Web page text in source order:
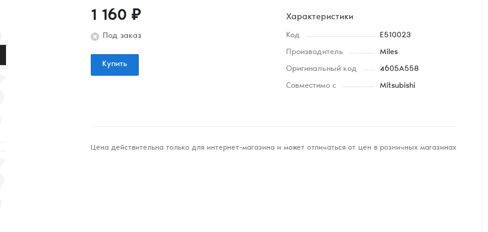
1 160 ₽
Под заказ
Купить
Характеристики
Код E510023
Производитель Miles
Оригинальный код 4605A558
Совместимо с Mitsubishi
Цена действительна только для интернет-магазина и может отличаться от цен в розничных магазинах